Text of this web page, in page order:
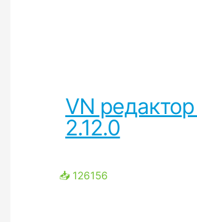
VN
2.12.0
📥 126156